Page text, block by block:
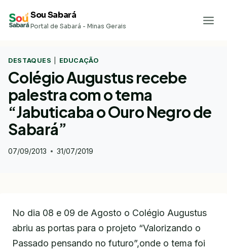
para
Sou Sabará
Portal de Sabará - Minas Gerais
DESTAQUES EDUCAÇÃO
Colégio Augustus recebe
palestra com o tema
“Jabuticaba o Ouro Negro de
Sabará”
07/09/2013 31/07/2019
No dia 08 e 09 de Agosto o Colégio Augustus
abriu as portas para o projeto “Valorizando o
Passado pensando no futuro”,onde o tema foi